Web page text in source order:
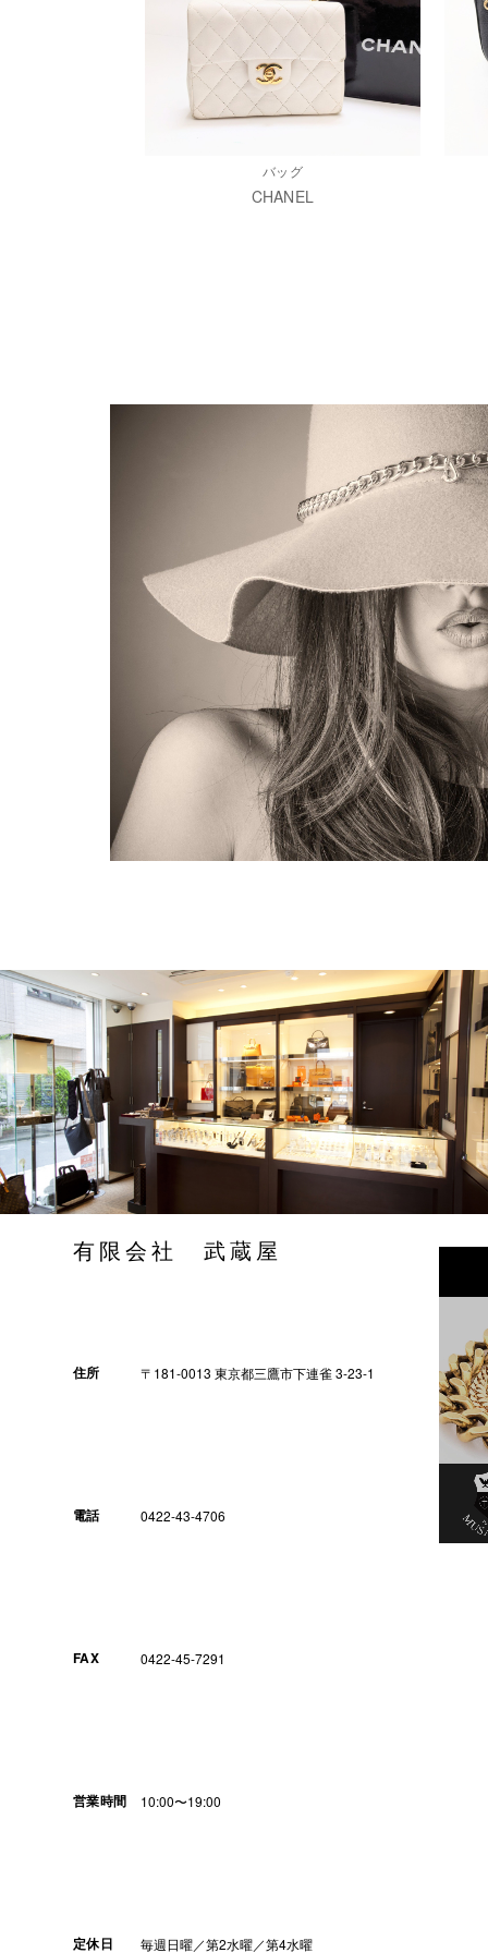
バッグ
CHANEL
有限会社 武蔵屋
住所 〒181-0013 東京都三鷹市下連雀 3-23-1
電話 0422-43-4706
FAX 0422-45-7291
営業時間 10:00〜19:00
定休日 毎週日曜／第2水曜／第4水曜